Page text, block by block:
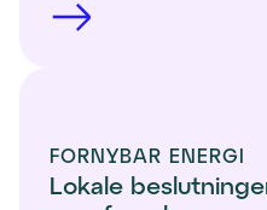
FORNYBAR ENERGI
Lokale